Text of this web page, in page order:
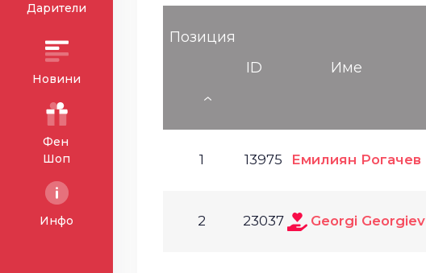
Дарители
Новини
Фен
Шоп
Инфо
Позиция
ID
Име
1 13975 Емилиян Рогачев
2 23037 Georgi Georgiev